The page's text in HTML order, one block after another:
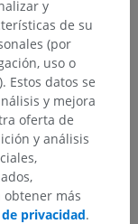
y
de su
(por
uso o
Estos datos se
y mejora
oferta de
y análisis
más
privacidad.